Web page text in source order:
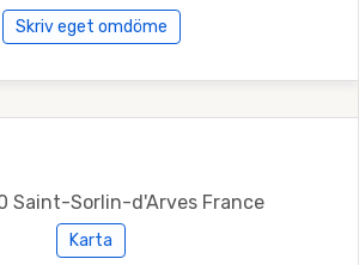
Skriv eget omdöme
Saint-Sorlin-d'Arves France
Karta